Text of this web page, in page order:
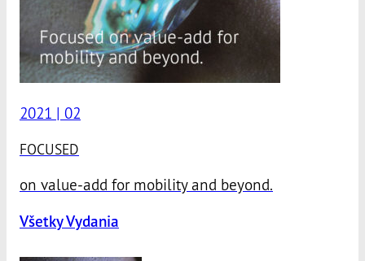
2021 | 02
FOCUSED
on value-add for mobility and beyond.
Všetky Vydania